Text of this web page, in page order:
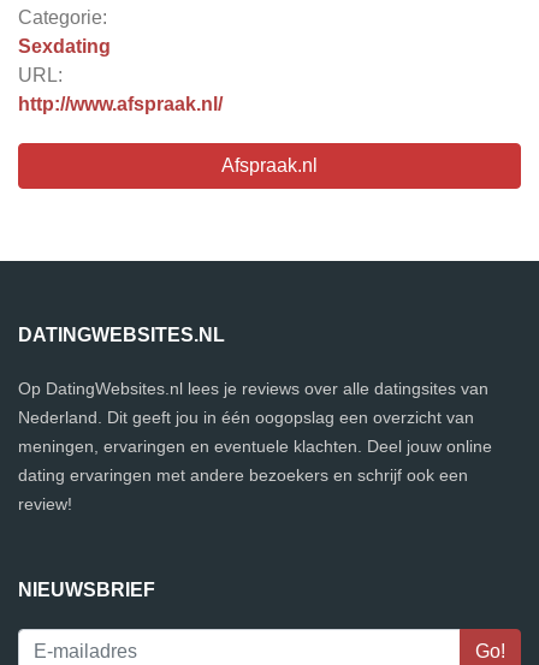
Categorie:
Sexdating
URL:
http://www.afspraak.nl/
Afspraak.nl
DATINGWEBSITES.NL
Op DatingWebsites.nl lees je reviews over alle datingsites van
Nederland. Dit geeft jou in één oogopslag een overzicht van
meningen, ervaringen en eventuele klachten. Deel jouw online
dating ervaringen met andere bezoekers en schrijf ook een
review!
NIEUWSBRIEF